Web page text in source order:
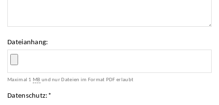
Dateianhang:
Maximal 1 MB und nur Dateien im Format PDF erlaubt
Datenschutz: *